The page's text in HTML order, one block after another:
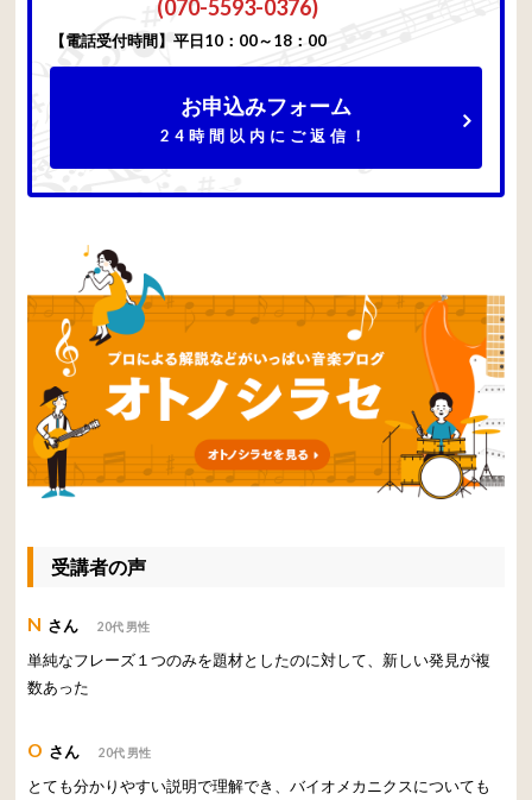
(070-5593-0376)
【電話受付時間】平日10：00～18：00
お申込みフォーム
24時間以内にご返信！
受講者の声
N さん 20代 男性
単純なフレーズ１つのみを題材としたのに対して、新しい発見が複
数あった
O さん 20代 男性
とても分かりやすい説明で理解でき、バイオメカニクスについても